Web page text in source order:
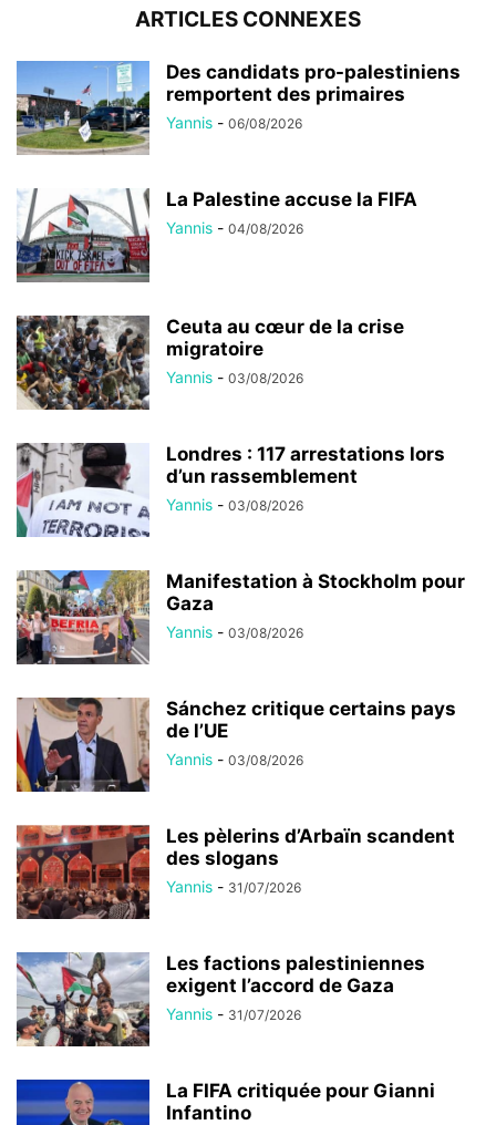
ARTICLES CONNEXES
Des candidats pro-palestiniens
remportent des primaires
Yannis - 06/08/2026
La Palestine accuse la FIFA
Yannis - 04/08/2026
Ceuta au cœur de la crise
migratoire
Yannis - 03/08/2026
Londres : 117 arrestations lors
d’un rassemblement
Yannis - 03/08/2026
Manifestation à Stockholm pour
Gaza
Yannis - 03/08/2026
Sánchez critique certains pays
de l’UE
Yannis - 03/08/2026
Les pèlerins d’Arbaïn scandent
des slogans
Yannis - 31/07/2026
Les factions palestiniennes
exigent l’accord de Gaza
Yannis - 31/07/2026
La FIFA critiquée pour Gianni
Infantino